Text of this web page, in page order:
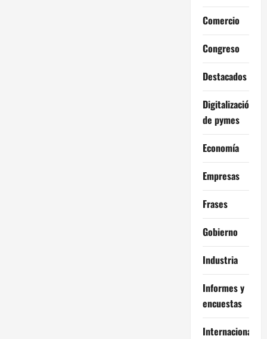
Comercio
Congreso
Destacados
Digitalización
de pymes
Economía
Empresas
Frases
Gobierno
Industria
Informes y
encuestas
Internacional